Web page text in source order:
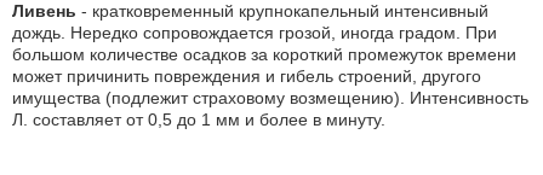
Ливень - кратковременный крупнокапельный интенсивный
дождь. Нередко сопровождается грозой, иногда градом. При
большом количестве осадков за короткий промежуток времени
может причинить повреждения и гибель строений, другого
имущества (подлежит страховому возмещению). Интенсивность
Л. составляет от 0,5 до 1 мм и более в минуту.